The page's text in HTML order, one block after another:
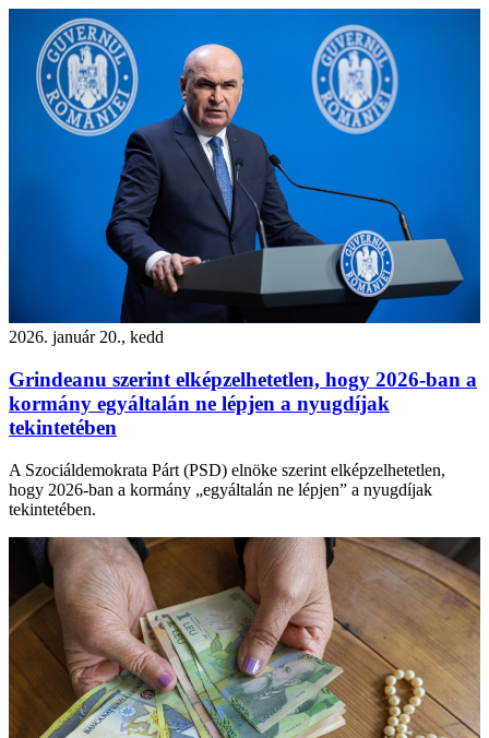
2026. január 20., kedd
Grindeanu szerint elképzelhetetlen, hogy 2026-ban a
kormány egyáltalán ne lépjen a nyugdíjak
tekintetében
A Szociáldemokrata Párt (PSD) elnöke szerint elképzelhetetlen,
hogy 2026-ban a kormány „egyáltalán ne lépjen” a nyugdíjak
tekintetében.